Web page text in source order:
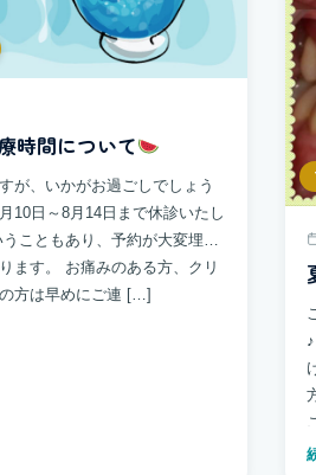
時間について
が、いかがお過ごしでしょう
10日～8月14日まで休診いたし
こともあり、予約が大変埋ま
ます。 お痛みのある方、クリ
方は早めにご連 […]